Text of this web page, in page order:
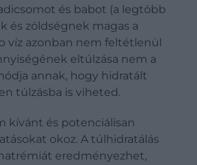
és babot (a legtöbb
és zöldségnek magas a
víz azonban nem feltétlenül
eltúlzása nem a
annak, hogy hidratált
túlzásba is viheted.
kívánt és potenciálisan
okoz. A túlhidratálás
eredményezhet,